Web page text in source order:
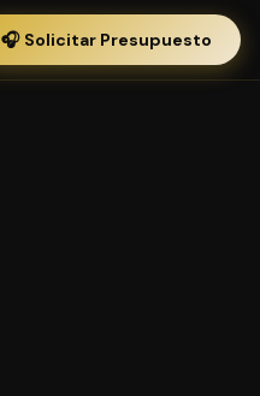
🎧 Solicitar Presupuesto